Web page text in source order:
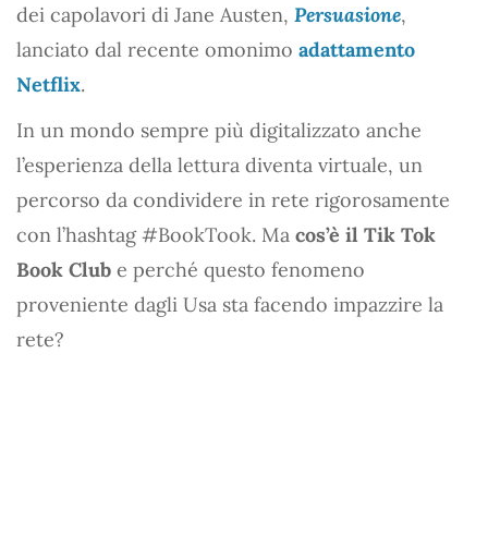
dei capolavori di Jane Austen, Persuasione,
lanciato dal recente omonimo adattamento
Netflix.
In un mondo sempre più digitalizzato anche
l’esperienza della lettura diventa virtuale, un
percorso da condividere in rete rigorosamente
con l’hashtag #BookTook. Ma cos’è il Tik Tok
Book Club e perché questo fenomeno
proveniente dagli Usa sta facendo impazzire la
rete?